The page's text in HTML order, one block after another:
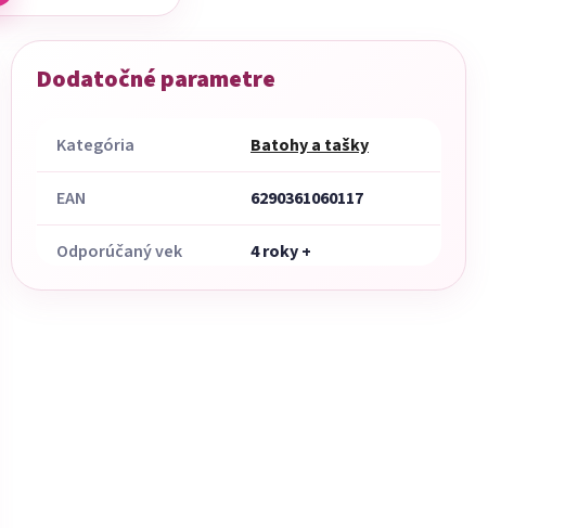
Dodatočné parametre
Kategória Batohy a tašky
EAN 6290361060117
Odporúčaný vek 4 roky +